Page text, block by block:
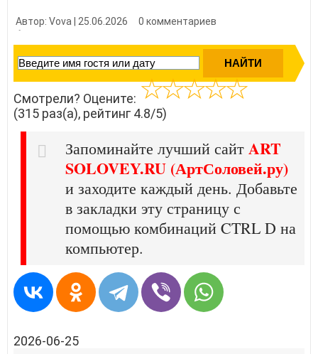
Автор: Vova | 25.06.2026
0 комментариев
Смотрели? Оцените:
(315 раз(а), рейтинг 4.8/5)
Запоминайте лучший сайт ART
SOLOVEY.RU (АртСоловей.ру)
и заходите каждый день. Добавьте
в закладки эту страницу с
помощью комбинаций CTRL D на
компьютер.
2026-06-25